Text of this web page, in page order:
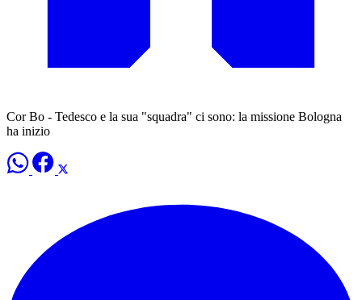
Cor Bo - Tedesco e la sua "squadra" ci sono: la missione Bologna
ha inizio